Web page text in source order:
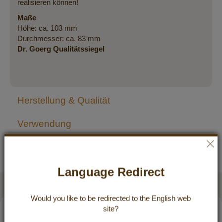
realisieren können!
Maße
Höhe: ca. 103 mm
Durchmesser: ca. 83 mm
Dr. Goerg Qualitätssiegel
Herstellung & Qualität
Verwendung
Qualität, die überzeugt
Language Redirect
Would you like to be redirected to the English web
site?